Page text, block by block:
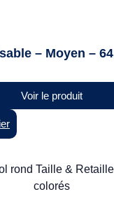
– Moyen –
Voir le produit